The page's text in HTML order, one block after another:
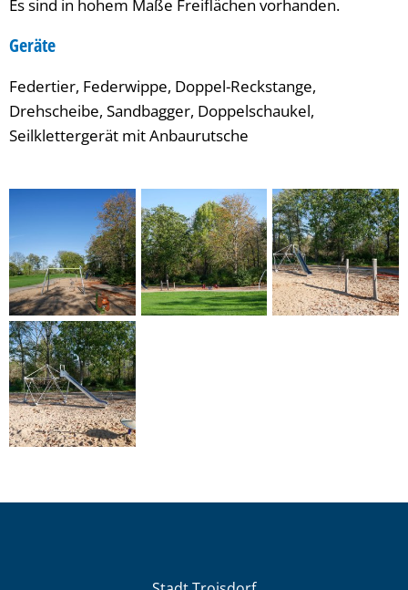
Es sind in hohem Maße Freiflächen vorhanden.
Geräte
Federtier, Federwippe, Doppel-Reckstange,
Drehscheibe, Sandbagger, Doppelschaukel,
Seilklettergerät mit Anbaurutsche